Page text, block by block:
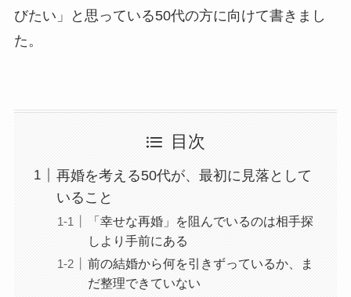
びたい」と思っている50代の方に向けて書きまし
た。
目次
再婚を考える50代が、最初に見落として
いること
「幸せな再婚」を阻んでいるのは相手探
しより手前にある
前の結婚から何を引きずっているか、ま
だ整理できていない